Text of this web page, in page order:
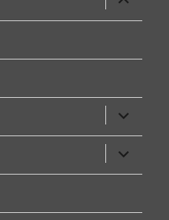
öffnen
öffnen
öffnen